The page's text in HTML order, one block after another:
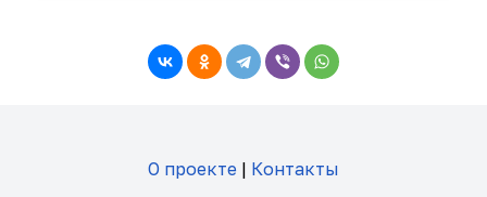
О проекте | Контакты